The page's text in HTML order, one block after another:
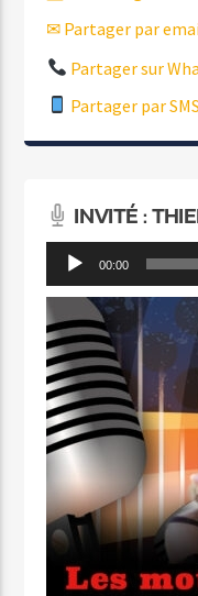
✉ Partager par
Partager sur
Partager par SMS
INVITÉ :
Lecteur 00:00